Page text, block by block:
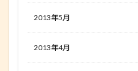
2013年5月
2013年4月